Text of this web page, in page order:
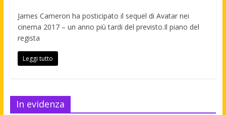
James Cameron ha posticipato il sequel di Avatar nei
cinema 2017 – un anno più tardi del previsto.Il piano del
regista
Leggi tutto
In evidenza